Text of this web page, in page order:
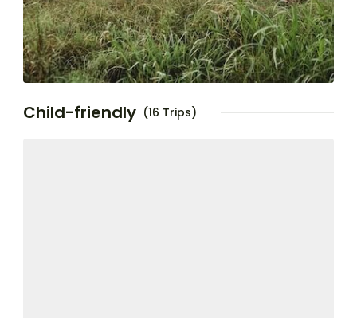
Child-friendly (16 Trips)